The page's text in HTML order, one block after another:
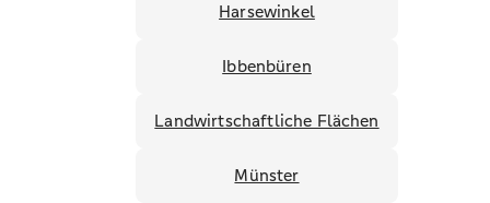
Harsewinkel
Ibbenbüren
Landwirtschaftliche Flächen
Münster